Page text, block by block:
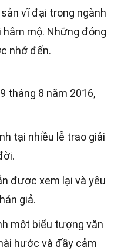
vĩ đại trong ngành
mộ. Những đóng
nhớ đến.
tháng 8 năm 2016,
tại nhiều lễ trao giải
được xem lại và yêu
giả.
một biểu tượng văn
hước và đầy cảm